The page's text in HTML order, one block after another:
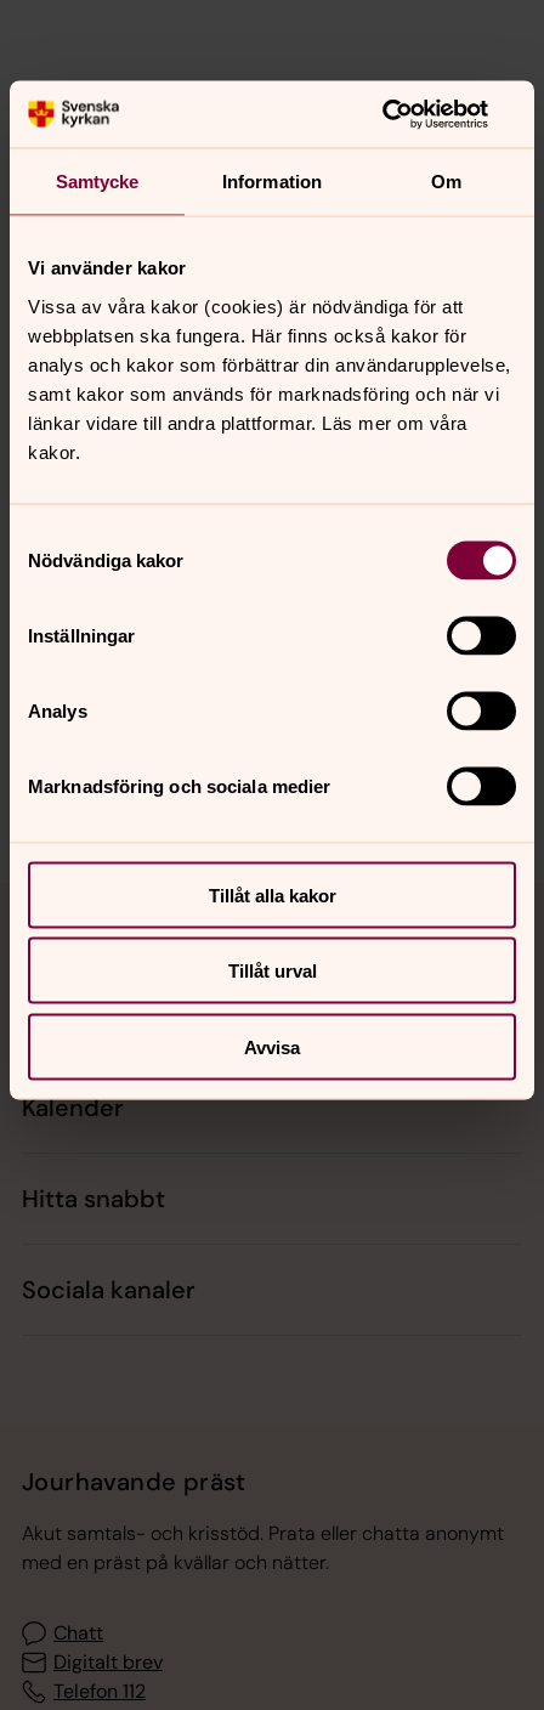
Samtycke Information Om
Vi använder kakor
Vissa av våra kakor (cookies) är nödvändiga för att
webbplatsen ska fungera. Här finns också kakor för
analys och kakor som förbättrar din användarupplevelse,
samt kakor som används för marknadsföring och när vi
länkar vidare till andra plattformar. Läs mer om våra
kakor.
Nödvändiga kakor
Inställningar
Analys
Marknadsföring och sociala medier
Tillåt alla kakor
Tillåt urval
Avvisa
Senast ändrad 9 oktober 2025
jarfalla.forsamling@svenskakyrkan.se
Kontakt
Kalender
Hitta snabbt
Sociala kanaler
Jourhavande präst
Akut samtals- och krisstöd. Prata eller chatta anonymt
med en präst på kvällar och nätter.
Chatt
Digitalt brev
Telefon 112